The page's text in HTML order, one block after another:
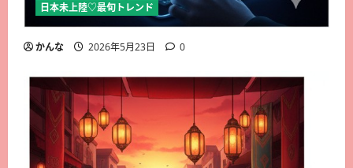
日本未上陸♡最旬トレンド
かんな 2026年5月23日 0